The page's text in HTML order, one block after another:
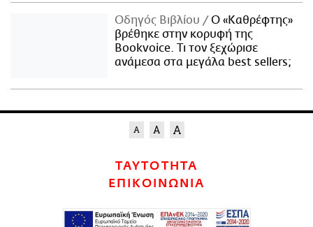
Οδηγός Βιβλίου
Ο «Καθρέφτης»
βρέθηκε στην κορυφή της
Bookvoice. Τι τον ξεχώρισε
ανάμεσα στα μεγάλα best sellers;
ΤΑΥΤΟΤΗΤΑ
ΕΠΙΚΟΙΝΩΝΙΑ